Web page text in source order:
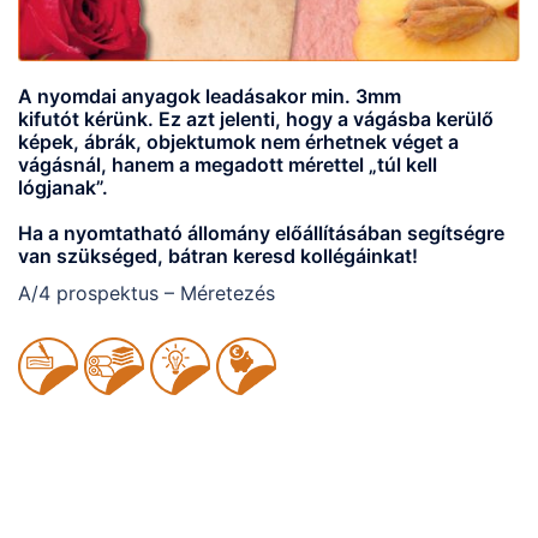
A nyomdai anyagok leadásakor min. 3mm
kifutót kérünk. Ez azt jelenti, hogy a vágásba kerülő
képek, ábrák, objektumok nem érhetnek véget a
vágásnál, hanem a megadott mérettel „túl kell
lógjanak”.
Ha a nyomtatható állomány előállításában segítségre
van szükséged, bátran keresd kollégáinkat!
A/4 prospektus – Méretezés